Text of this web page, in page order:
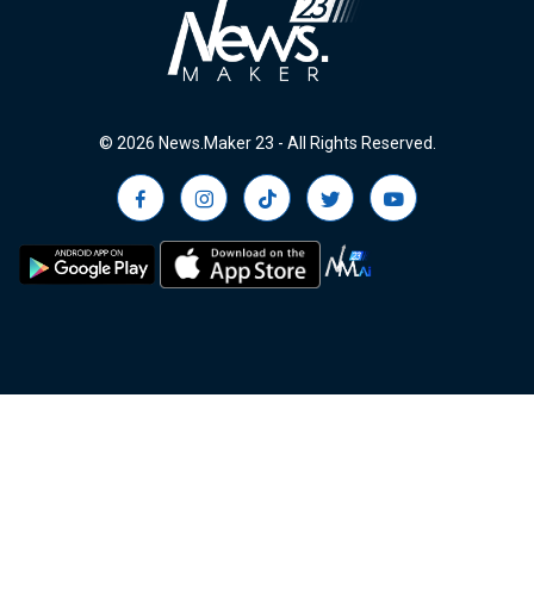
© 2026 News.Maker 23 - All Rights Reserved.